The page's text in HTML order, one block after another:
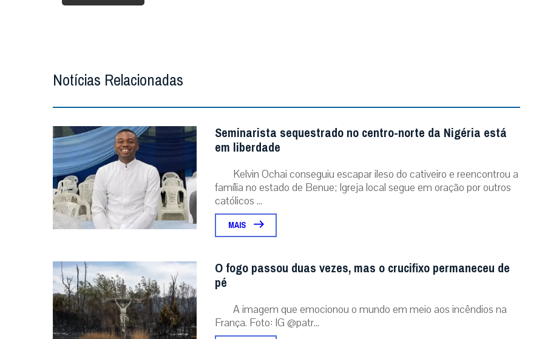
Notícias Relacionadas
Seminarista sequestrado no centro-norte da Nigéria está
em liberdade
Kelvin Ochai conseguiu escapar ileso do cativeiro e reencontrou a
família no estado de Benue; Igreja local segue em oração por outros
católicos ...
MAIS
O fogo passou duas vezes, mas o crucifixo permaneceu de
pé
A imagem que emocionou o mundo em meio aos incêndios na
França. Foto: IG @patr...